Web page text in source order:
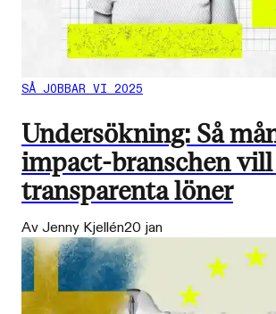
SÅ JOBBAR VI 2025
Undersökning: Så
impact-branschen
transparenta löner
Av Jenny Kjellén20 jan